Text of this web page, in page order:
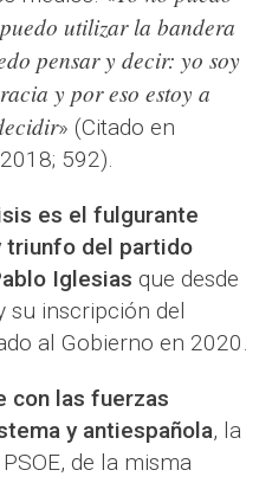
utilizar la bandera
pensar y decir: yo soy
y por eso estoy a
» (Citado en
592).
es el fulgurante
triunfo del partido
Iglesias que desde
su inscripción del
al Gobierno en 2020.
con las fuerzas
y antiespañola, la
de la misma